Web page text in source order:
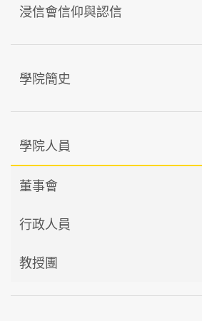
浸信會信仰與認信
學院簡史
學院人員
董事會
行政人員
教授團